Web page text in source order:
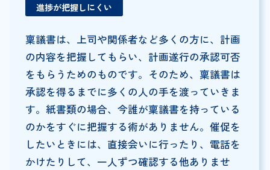
進捗が把握しにくい
稟議書は、上司や関係者など多くの方に、計画
の内容を把握してもらい、計画遂行の承認可否
をもらうためのものです。そのため、稟議書は
承認を得るまでに多くの人の手を渡っていきま
す。紙書類の場合、今誰が稟議書を持っている
のかをすぐに把握する術がありません。催促を
したいときには、直接会いに行ったり、電話を
かけたりして、一人ずつ確認する他ありませ